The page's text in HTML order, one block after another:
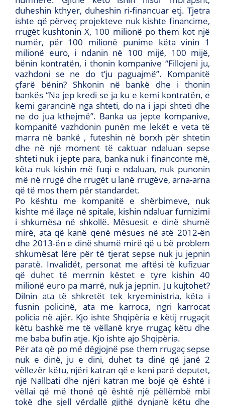
duheshin kthyer, duheshin ri-financuar etj. Tjetra
ishte që përveç projekteve nuk kishte financime,
rrugët kushtonin X, 100 milionë po them kot një
numër, për 100 milionë punime këta vinin 1
milionë euro, i ndanin në 100 mijë, 100 mijë,
bënin kontratën, i thonin kompanive “Fillojeni ju,
vazhdoni se ne do t’ju paguajmë”. Kompanitë
çfarë bënin? Shkonin në bankë dhe i thonin
bankës “Na jep kredi se ja ku e kemi kontratën, e
kemi garancinë nga shteti, do na i japi shteti dhe
ne do jua kthejmë”. Banka ua jepte kompanive,
kompanitë vazhdonin punën me lekët e veta të
marra në bankë , futeshin në borxh për shtetin
dhe në një moment të caktuar ndaluan sepse
shteti nuk i jepte para, banka nuk i financonte më,
këta nuk kishin më fuqi e ndaluan, nuk punonin
më në rrugë dhe rrugët u lanë rrugëve, arna-arna
që të mos them për standardet.
Po kështu me kompanitë e shërbimeve, nuk
kishte më ilaçe në spitale, kishin ndaluar furnizimi
i shkumësa në shkollë. Mësuesit e dinë shumë
mirë, ata që kanë qenë mësues në atë 2012-ën
dhe 2013-ën e dinë shumë mirë që u bë problem
shkumësat lëre për të tjerat sepse nuk ju jepnin
paratë. Invalidët, personat me aftësi të kufizuar
që duhet të merrnin këstet e tyre kishin 40
milionë euro pa marrë, nuk ja jepnin. Ju kujtohet?
Dilnin ata të shkretët tek kryeministria, këta i
fusnin policinë, ata me karroca, ngri karrocat
policia në ajër. Kjo ishte Shqipëria e këtij rrugaçit
këtu bashkë me të vëllanë krye rrugaç këtu dhe
me baba bufin atje. Kjo ishte ajo Shqipëria.
Për ata që po më dëgjojnë pse them rrugaç sepse
nuk e dinë, ju e dini, duhet ta dinë që janë 2
vëllezër këtu, njëri katran që e keni parë deputet,
një Nallbati dhe njëri katran me bojë që është i
vëllai që më thonë që është një pëllëmbë mbi
tokë dhe sjell vërdallë gjithë dynjanë këtu dhe